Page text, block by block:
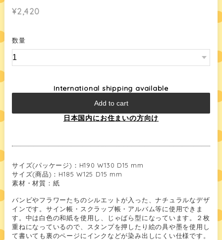
¥2,420
数量
International shipping available
Add to cart
日本国内にお住まいの方向け
サイズ(パッケージ)：H190 W130 D15 mm
サイズ(商品)：H185 W125 D15 mm
素材・材質：紙
バンビやフラワーたちのシルエットが入った、ナチュラルなデザ
インです。サイン帳・スクラップ帳・アルバム等に使用できま
す。中は白色の和紙を使用し、じゃばら型になっています。２枚
重ねになっているので、スタンプを押したり絵の具や墨を使用し
て書いても裏のページにインクなどが染み出しにくい仕様です。